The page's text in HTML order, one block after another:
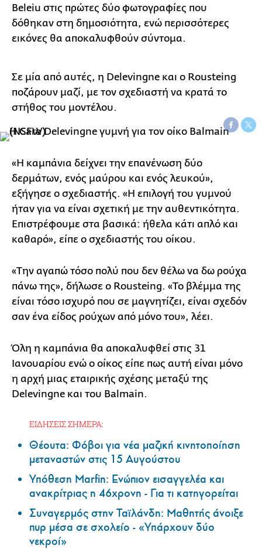
Beleiu στις πρώτες δύο φωτογραφίες που
δόθηκαν στη δημοσιότητα, ενώ περισσότερες
εικόνες θα αποκαλυφθούν σύντομα.
Σε μία από αυτές, η Delevingne και ο Rousteing
ποζάρουν μαζί, με τον σχεδιαστή να κρατά το
στήθος του μοντέλου.
«Η καμπάνια δείχνει την επανένωση δύο
δερμάτων, ενός μαύρου και ενός λευκού»,
εξήγησε ο σχεδιαστής. «Η επιλογή του γυμνού
ήταν για να είναι σχετική με την αυθεντικότητα.
Επιστρέφουμε στα βασικά: ήθελα κάτι απλό και
καθαρό», είπε ο σχεδιαστής του οίκου.
«Την αγαπώ τόσο πολύ που δεν θέλω να δω ρούχα
πάνω της», δήλωσε ο Rousteing. «Το βλέμμα της
είναι τόσο ισχυρό που σε μαγνητίζει, είναι σχεδόν
σαν ένα είδος ρούχων από μόνο του», λέει.
Όλη η καμπάνια θα αποκαλυφθεί στις 31
Ιανουαρίου ενώ ο οίκος είπε πως αυτή είναι μόνο
η αρχή μιας εταιρικής σχέσης μεταξύ της
Delevingne και του Balmain.
ΕΙΔΗΣΕΙΣ ΣΗΜΕΡΑ:
Θέουτα: Φόβοι για νέα μαζική κινητοποίηση
μεταναστών στις 15 Αυγούστου
Υπόθεση Marfin: Ενώπιον εισαγγελέα και
ανακρίτριας η 46χρονη - Για τι κατηγορείται
Συναγερμός στην Ταϊλάνδη: Μαθητής άνοιξε
πυρ μέσα σε σχολείο - «Υπάρχουν δύο
νεκροί»